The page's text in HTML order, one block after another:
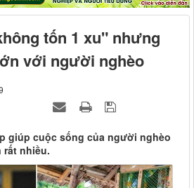
tốn 1 xu" nhưng
với người nghèo
giúp cuộc sống của người nghèo
nhiều.